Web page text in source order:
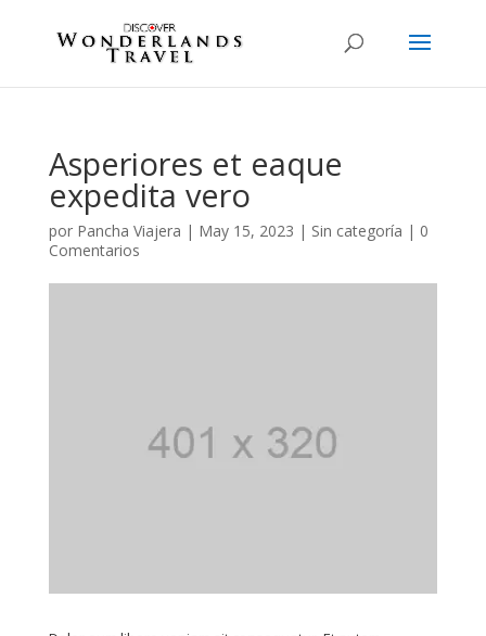
Asperiores et eaque
expedita vero
por Pancha Viajera | May 15, 2023 | Sin categoría | 0
Comentarios